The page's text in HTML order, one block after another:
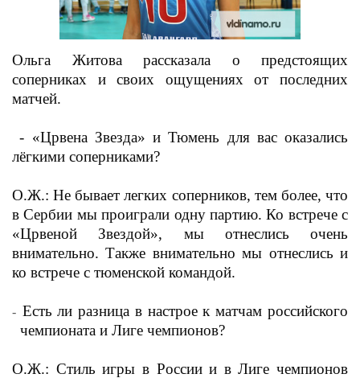
Ольга Житова рассказала о предстоящих
соперниках и своих ощущениях от последних
матчей.
- «Црвена Звезда» и Тюмень для вас оказались
лёгкими соперниками?
О.Ж.: Не бывает легких соперников, тем более, что
в Сербии мы проиграли одну партию. Ко встрече с
«Црвеной Звездой», мы отнеслись очень
внимательно. Также внимательно мы отнеслись и
ко встрече с тюменской командой.
- Есть ли разница в настрое к матчам российского
чемпионата и Лиге чемпионов?
О.Ж.: Стиль игры в России и в Лиге чемпионов